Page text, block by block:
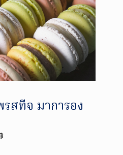
สทีจ มาการอง